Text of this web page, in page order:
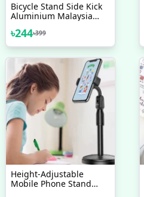
Bicycle Stand Side Kick
Aluminium Malaysia
Bicycle Accessories
৳244৳399
Height-Adjustable
Mobile Phone Stand